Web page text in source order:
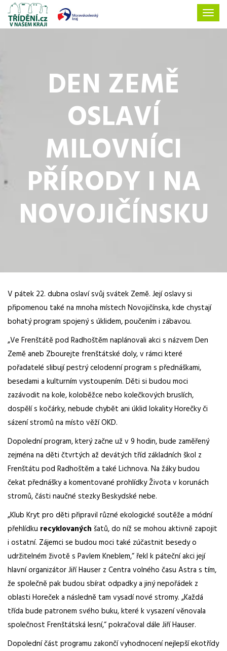
DEN ZEMĚ
OSLAVÍ
MILOVNÍCI
PŘÍRODY I NA
NOVOJIČÍNSKU
V pátek 22. dubna oslaví svůj svátek Země. Její oslavy si
připomenou také na mnoha místech Novojičínska, kde chystají
bohatý program spojený s úklidem, poučením i zábavou.
„Ve Frenštátě pod Radhoštěm naplánovali akci s názvem Den
Země aneb Zbourejte frenštátské doly, v rámci které
pořadatelé slibují pestrý celodenní program s přednáškami,
besedami a kulturním vystoupením. Děti si budou moci
zazávodit na kole, koloběžce nebo kolečkových bruslích,
dospělí s kočárky, nebude chybět ani úklid lokality Horečky či
sázení stromů na místo věží OKD.
Dopolední program, který začne už v 9 hodin, bude zaměřený
zejména na děti čtvrtých až devátých tříd základních škol z
Frenštátu pod Radhoštěm a také Lichnova. Na žáky budou
čekat přednášky a komentované prohlídky Života v korunách
stromů, části naučné stezky Beskydské nebe.
„Klub Kryt pro děti připravil různé ekologické soutěže a módní
přehlídku recyklovaných šatů, do níž se mohou aktivně zapojit
i ostatní. Zájemci se budou moci také zúčastnit besedy o
udržitelném životě s Pavlem Kneblem,“ řekl k páteční akci její
hlavní organizátor Jiří Hauser z Centra volného času Astra s tím,
že společně pak budou sbírat odpadky a jiný nepořádek z
oblasti Horeček a následně tam vysadí nové stromy. „Každá
třída bude patronem svého buku, které k vysazení věnovala
společnost Frenštátská lesní,“ pokračoval dále Jiří Hauser.
Dopolední část programu zakončí vyhodnocení nejlepší ekotřídy